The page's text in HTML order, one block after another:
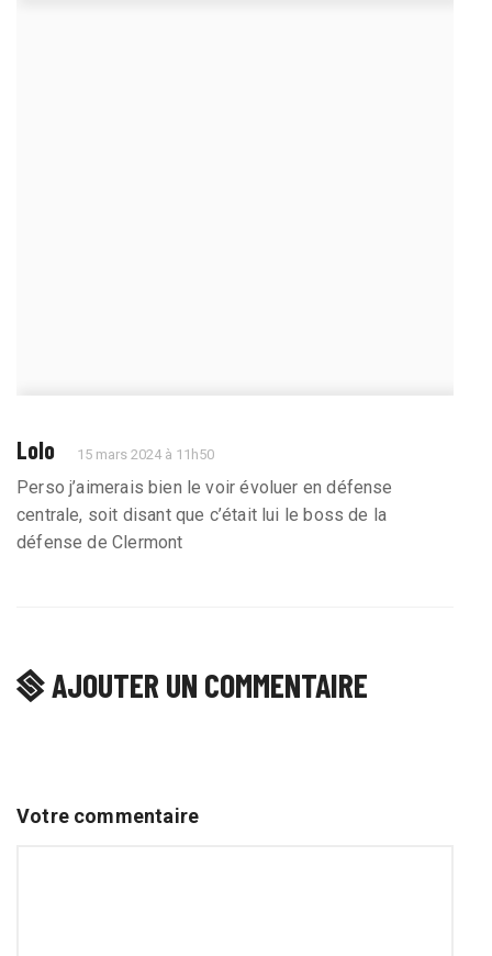
Lolo 15 mars 2024 à 11h50
Perso j’aimerais bien le voir évoluer en défense
centrale, soit disant que c’était lui le boss de la
défense de Clermont
AJOUTER UN COMMENTAIRE
Votre commentaire